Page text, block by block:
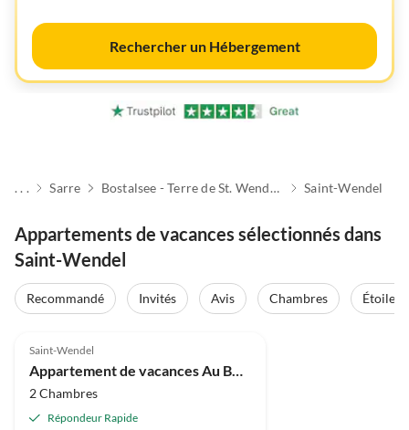
Rechercher un Hébergement
. . . Sarre Bostalsee - Terre de St. Wendeler Saint-Wendel
Appartements de vacances sélectionnés dans
Saint-Wendel
Recommandé Invités Avis Chambres
Étoiles
Saint-Wendel
2 Chambres
Répondeur Rapide